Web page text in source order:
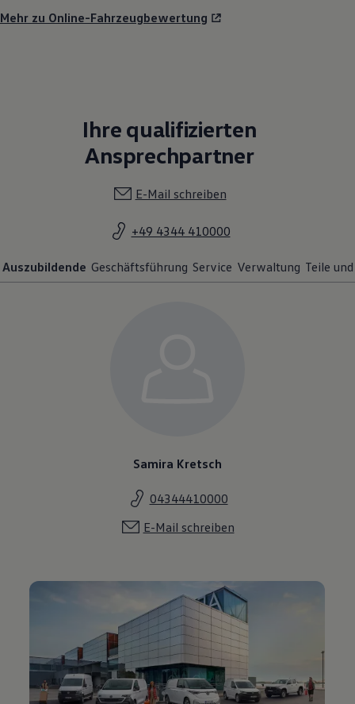
Mehr zu Online-Fahrzeugbewertung
Ihre qualifizierten
Ansprechpartner
E-Mail schreiben
+49 4344 410000
Auszubildende Geschäftsführung Service Verwaltung Teile
Samira Kretsch
04344410000
E-Mail schreiben